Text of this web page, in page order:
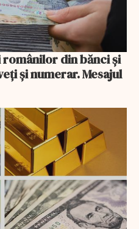
românilor din bănci şi
şi numerar. Mesajul